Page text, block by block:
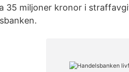
35 miljoner kronor i